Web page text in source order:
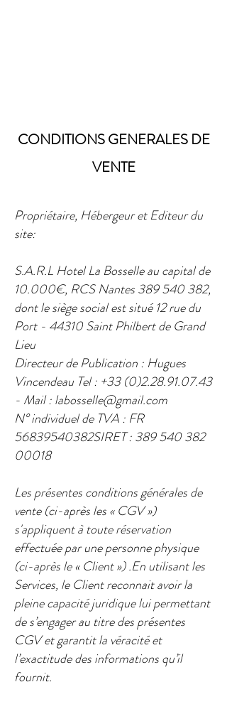
CONDITIONS GENERALES DE
VENTE
Propriétaire, Hébergeur et Editeur du
site:
S.A.R.L Hotel La Bosselle au capital de
10.000€, RCS Nantes389 540 382,
dont le siège social est situé 12 rue du
Port - 44310 Saint Philbert de Grand
Lieu
Directeur de Publication : Hugues
Vincendeau Tel : +33 (0)2.28.91.07.43
- Mail :labosselle@gmail.com
N° individuel de TVA : FR
56839540382SIRET :389 540 382
00018
Les présentes conditions générales de
vente (ci-après les « CGV »)
s'appliquent à toute réservation
effectuée par une personne physique
(ci-après le « Client ») .​En utilisant les
Services, le Client reconnait avoir la
pleine capacité juridique lui permettant
de s’engager au titre des présentes
CGV et garantit la véracité et
l’exactitude des informations qu’il
fournit.​